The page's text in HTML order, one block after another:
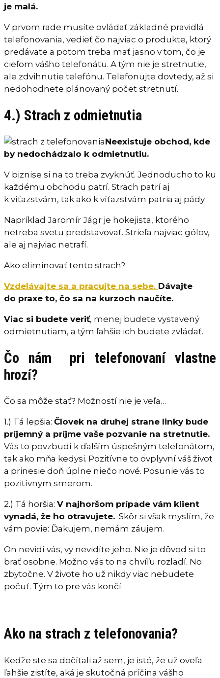
je malá.
V prvom rade musíte ovládať základné pravidlá
telefonovania, vedieť čo najviac o produkte, ktorý
predávate a potom treba mať jasno v tom, čo je
cieľom vášho telefonátu. A tým nie je stretnutie,
ale zdvihnutie telefónu. Telefonujte dovtedy, až si
nedohodnete plánovaný počet stretnutí.
4.) Strach z odmietnutia
Neexistuje obchod, kde
by nedochádzalo k odmietnutiu.
V biznise si na to treba zvyknúť. Jednoducho to ku
každému obchodu patrí. Strach patrí aj
k víťazstvám, tak ako k víťazstvám patria aj pády.
Napríklad Jaromír Jágr je hokejista, ktorého
netreba svetu predstavovať. Strieľa najviac gólov,
ale aj najviac netrafí.
Ako eliminovať tento strach?
Vzdelávajte sa a pracujte na sebe. Dávajte
do praxe to, čo sa na kurzoch naučíte.
Viac si budete veriť, menej budete vystavený
odmietnutiam, a tým ľahšie ich budete zvládať.
Čo nám pri telefonovaní vlastne
hrozí?
Čo sa môže stať? Možností nie je veľa…
1.) Tá lepšia: Človek na druhej strane linky bude
príjemný a príjme vaše pozvanie na stretnutie.
Vás to povzbudí k ďalším úspešným telefonátom,
tak ako mňa kedysi. Pozitívne to ovplyvní váš život
a prinesie doň úplne niečo nové. Posunie vás to
pozitívnym smerom.
2.) Tá horšia: V najhoršom prípade vám klient
vynadá, že ho otravujete. Skôr si však myslím, že
vám povie: Ďakujem, nemám záujem.
On nevidí vás, vy nevidíte jeho. Nie je dôvod si to
brať osobne. Možno vás to na chvíľu rozladí. No
zbytočne. V živote ho už nikdy viac nebudete
počuť. Tým to pre vás končí.
Ako na strach z telefonovania?
Keďže ste sa dočítali až sem, je isté, že už oveľa
ľahšie zistíte, aká je skutočná príčina vášho